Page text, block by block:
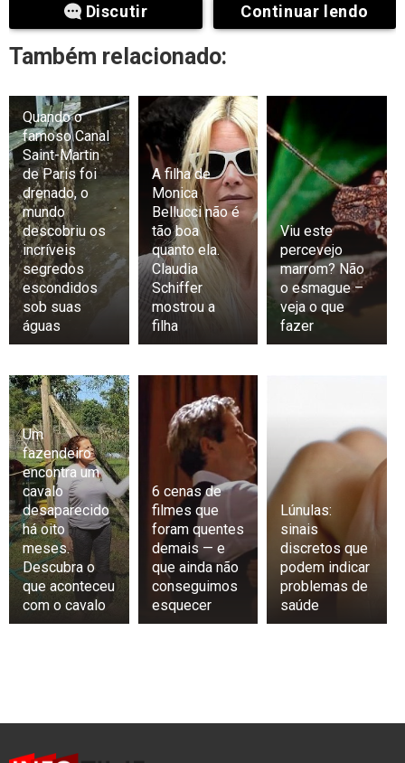
Discutir Continuar lendo
Também relacionado:
Quando o
famoso Canal
Saint-Martin
de Paris foi
drenado, o
mundo
descobriu os
incríveis
segredos
escondidos
sob suas
águas
A filha de
Monica
Bellucci não é
tão boa
quanto ela.
Claudia
Schiffer
mostrou a
filha
Viu este
percevejo
marrom? Não
o esmague –
veja o que
fazer
Um
fazendeiro
encontra um
cavalo
desaparecido
há oito
meses.
Descubra o
que aconteceu
com o cavalo
6 cenas de
filmes que
foram quentes
demais — e
que ainda não
conseguimos
esquecer
Lúnulas:
sinais
discretos que
podem indicar
problemas de
saúde